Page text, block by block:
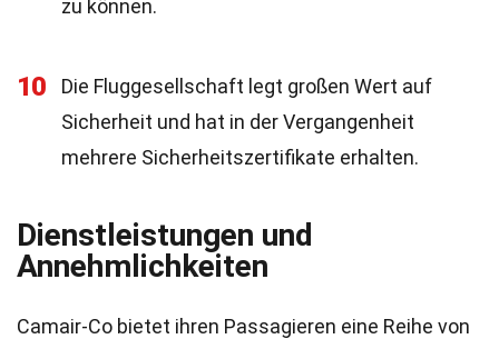
zu können.
10
Die Fluggesellschaft legt großen Wert auf
Sicherheit und hat in der Vergangenheit
mehrere Sicherheitszertifikate erhalten.
Dienstleistungen und
Annehmlichkeiten
Camair-Co bietet ihren Passagieren eine Reihe von